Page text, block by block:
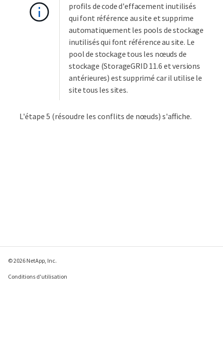
profils de code d'effacement inutilisés
qui font référence au site et supprime
automatiquement les pools de stockage
inutilisés qui font référence au site. Le
pool de stockage tous les nœuds de
stockage (StorageGRID 11.6 et versions
antérieures) est supprimé car il utilise le
site tous les sites.
L'étape 5 (résoudre les conflits de nœuds) s'affiche.
© 2026 NetApp, Inc.
Conditions d'utilisation